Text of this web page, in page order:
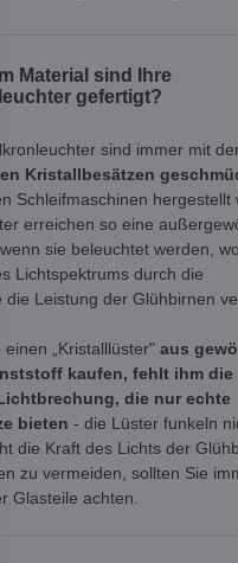
Material sind Ihre
gefertigt?
sind immer mit
Kristallbesätzen
Schleifmaschinen hergestellt
erreichen so eine
sie beleuchtet werden,
Lichtspektrums durch die
die Leistung der Glühbirnen
„Kristalllüster" aus
kaufen, fehlt ihm die
die nur echte
bieten - die Lüster funkeln
die Kraft des Lichts der
zu vermeiden, sollten Sie
Glasteile achten.